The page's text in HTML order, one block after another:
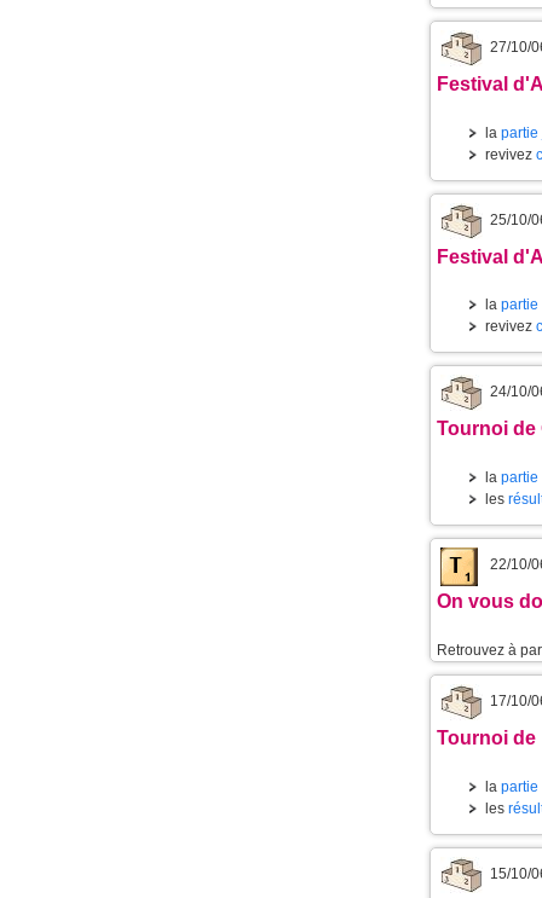
27/10/
Festival
la partie
revivez
25/10/
Festival
la partie
revivez
24/10/
Tournoi de
la partie
les
22/10/
On vous
Retrouvez à
17/10/
Tournoi de
la partie
les
15/10/